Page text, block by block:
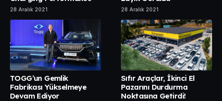
28 Aralık 2021 28 Aralık 2021
TOGG’un Gemlik
Fabrikası Yükselmeye
Devam Ediyor
Sıfır Araçlar, İkinci El
Pazarını Durdurma
Noktasına Getirdi!